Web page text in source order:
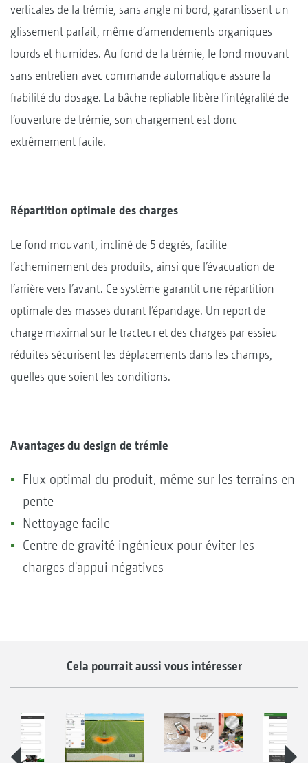
verticales de la trémie, sans angle ni bord, garantissent un
glissement parfait, même d’amendements organiques
lourds et humides. Au fond de la trémie, le fond mouvant
sans entretien avec commande automatique assure la
fiabilité du dosage. La bâche repliable libère l’intégralité de
l’ouverture de trémie, son chargement est donc
extrêmement facile.
Répartition optimale des charges
Le fond mouvant, incliné de 5 degrés, facilite
l’acheminement des produits, ainsi que l’évacuation de
l’arrière vers l’avant. Ce système garantit une répartition
optimale des masses durant l’épandage. Un report de
charge maximal sur le tracteur et des charges par essieu
réduites sécurisent les déplacements dans les champs,
quelles que soient les conditions.
Avantages du design de trémie
Flux optimal du produit, même sur les terrains en
pente
Nettoyage facile
Centre de gravité ingénieux pour éviter les
charges d'appui négatives
Cela pourrait aussi vous intéresser